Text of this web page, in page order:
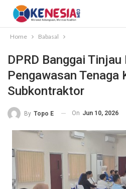
Home Babasal
DPRD Banggai
Pengawasan Tenaga
Subkontraktor
By Topo E On Jun 10, 2026